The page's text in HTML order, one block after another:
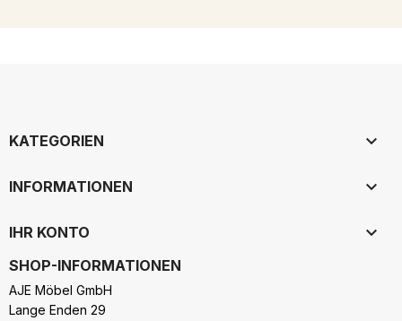
KATEGORIEN 
INFORMATIONEN 
IHR KONTO 
SHOP-INFORMATIONEN
AJE Möbel GmbH
Lange Enden 29